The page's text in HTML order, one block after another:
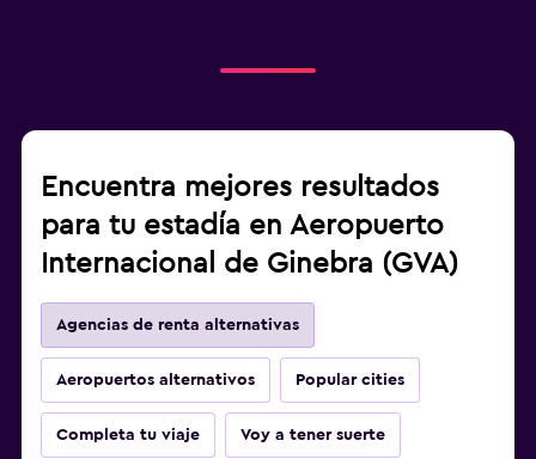
Encuentra mejores resultados
para tu estadía en Aeropuerto
Internacional de Ginebra (GVA)
Agencias de renta alternativas
Aeropuertos alternativos Popular cities
Completa tu viaje Voy a tener suerte